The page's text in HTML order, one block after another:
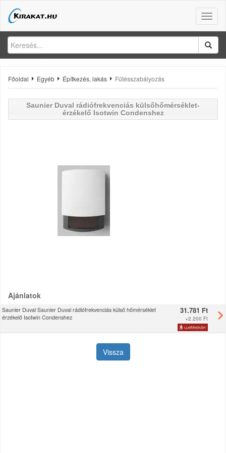
Toggle
Főoldal Egyéb Építkezés, lakás Fűtésszabályozás
Saunier Duval rádiófrekvenciás külsőhőmérséklet-
érzékelő Isotwin Condenshez
Ajánlatok
Saunier Duval Saunier Duval rádiófrekvenciás külső hőmérséklet
érzékelő Isotwin Condenshez
31.781 Ft
+2.200 Ft
Vissza